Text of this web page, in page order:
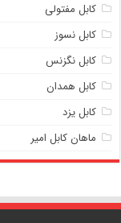
کابل مفتولی
کابل نسوز
کابل نگزنس
کابل همدان
کابل یزد
ماهان کابل امیر